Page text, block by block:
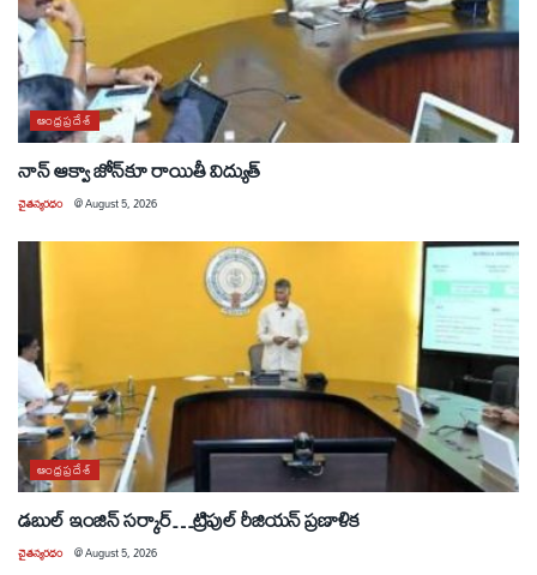
ఆంధ్రప్రదేశ్
నాన్ ఆక్వా జోన్‌కూ రాయితీ విద్యుత్
చైతన్యరధం @August 5, 2026
ఆంధ్రప్రదేశ్
డబుల్ ఇంజిన్ సర్కార్…ట్రిపుల్ రీజియన్ ప్రణాళిక
చైతన్యరధం @August 5, 2026